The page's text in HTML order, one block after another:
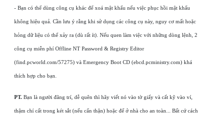
- Bạn có thể dùng công cụ khác để xoá mật khẩu nếu việc phục hồi mật khẩu
không hiệu quả. Cần lưu ý rằng khi sử dụng các công cụ này, nguy cơ mất hoặc
hỏng dữ liệu có thể xảy ra (dù rất ít). Nếu quen làm việc với những dòng lệnh, 2
công cụ miễn phí Offline NT Password & Registry Editor
(find.pcworld.com/57275) và Emergency Boot CD (ebcd.pcministry.com) khá
thích hợp cho bạn.
PT.Bạn là người đãng trí, dễ quên thì hãy viết nó vào tờ giấy và cất kỹ vào ví,
thậm chí cất trong két sắt (nếu cẩn thận) hoặc để ở nhà cho an toàn... Bất cứ cách